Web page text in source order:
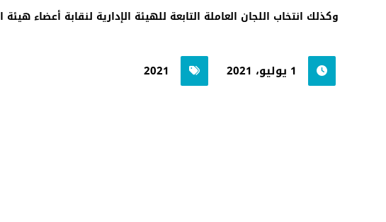
وكذلك انتخاب اللجان العاملة التابعة للهيئة الإدارية لنقابة أعضاء
1 يوليو، 2021 2021